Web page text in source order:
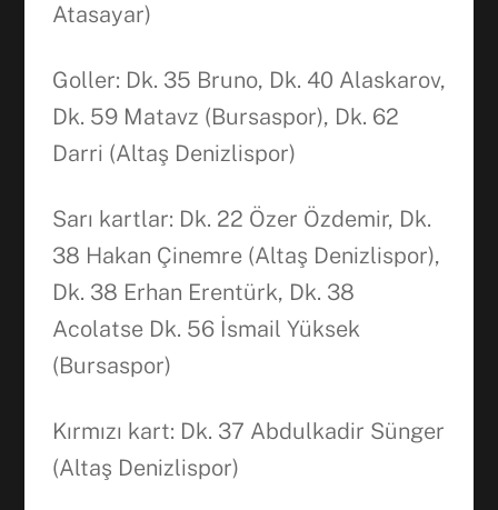
Atasayar)
Goller: Dk. 35 Bruno, Dk. 40 Alaskarov,
Dk. 59 Matavz (Bursaspor), Dk. 62
Darri (Altaş Denizlispor)
Sarı kartlar: Dk. 22 Özer Özdemir, Dk.
38 Hakan Çinemre (Altaş Denizlispor),
Dk. 38 Erhan Erentürk, Dk. 38
Acolatse Dk. 56 İsmail Yüksek
(Bursaspor)
Kırmızı kart: Dk. 37 Abdulkadir Sünger
(Altaş Denizlispor)